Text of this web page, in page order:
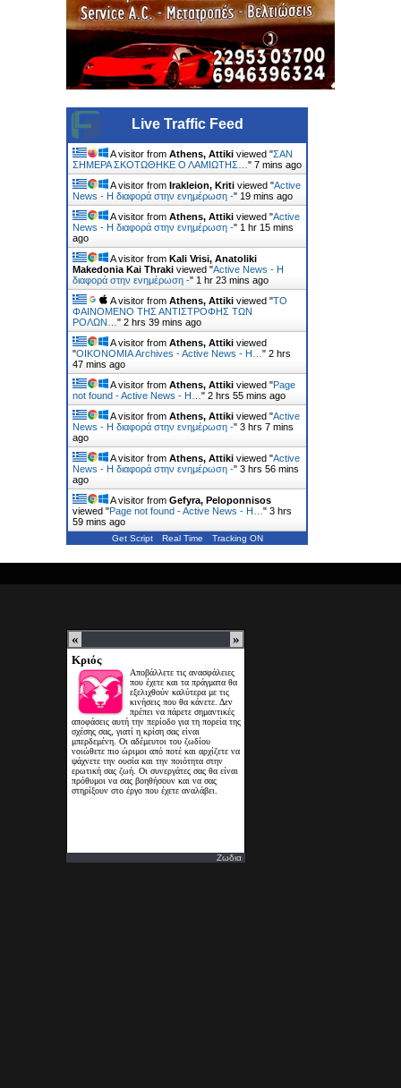
Live Traffic Feed
A visitor from Athens, Attiki viewed "ΣΑΝ
ΣΗΜΕΡΑ ΣΚΟΤΩΘΗΚΕ Ο ΛΑΜΙΩΤΗΣ… " 7 mins ago
A visitor from Irakleion, Kriti viewed "Active
News - Η διαφορά στην ενημέρωση -" 19 mins ago
A visitor from Athens, Attiki viewed "Active
News - Η διαφορά στην ενημέρωση -" 1 hr 15 mins
ago
A visitor from Kali Vrisi, Anatoliki
Makedonia Kai Thraki viewed "Active News - Η
διαφορά στην ενημέρωση -" 1 hr 23 mins ago
A visitor from Athens, Attiki viewed "ΤΟ
ΦΑΙΝΟΜΕΝΟ ΤΗΣ ΑΝΤΙΣΤΡΟΦΗΣ ΤΩΝ
ΡΟΛΩΝ… " 2 hrs 39 mins ago
A visitor from Athens, Attiki viewed
"ΟΙΚΟΝΟΜΙΑ Archives - Active News - Η… " 2 hrs
47 mins ago
A visitor from Athens, Attiki viewed "Page
not found - Active News - Η… " 2 hrs 55 mins ago
A visitor from Athens, Attiki viewed "Active
News - Η διαφορά στην ενημέρωση -" 3 hrs 7 mins
ago
A visitor from Athens, Attiki viewed "Active
News - Η διαφορά στην ενημέρωση -" 3 hrs 56 mins
ago
A visitor from Gefyra, Peloponnisos
viewed "Page not found - Active News - Η… " 3 hrs
59 mins ago
Get Script Real Time Tracking ON
Ζωδια